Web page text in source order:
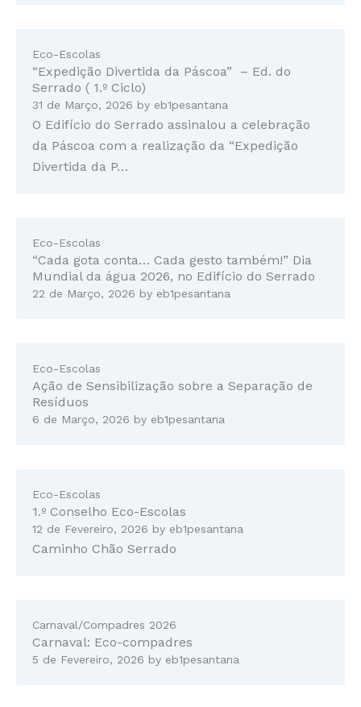
Eco-Escolas
“Expedição Divertida da Páscoa” – Ed. do
Serrado ( 1.º Ciclo)
31 de Março, 2026 by eb1pesantana
O Edifício do Serrado assinalou a celebração
da Páscoa com a realização da “Expedição
Divertida da P…
Eco-Escolas
“Cada gota conta… Cada gesto também!” Dia
Mundial da água 2026, no Edifício do Serrado
22 de Março, 2026 by eb1pesantana
Eco-Escolas
Ação de Sensibilização sobre a Separação de
Resíduos
6 de Março, 2026 by eb1pesantana
Eco-Escolas
1.º Conselho Eco-Escolas
12 de Fevereiro, 2026 by eb1pesantana
Caminho Chão Serrado
Carnaval/Compadres 2026
Carnaval: Eco-compadres
5 de Fevereiro, 2026 by eb1pesantana